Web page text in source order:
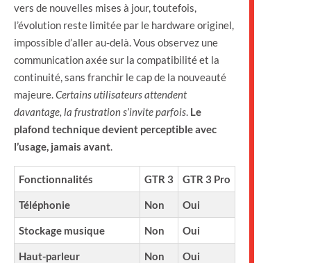
vers de nouvelles mises à jour, toutefois,
l’évolution reste limitée par le hardware originel,
impossible d’aller au-delà. Vous observez une
communication axée sur la compatibilité et la
continuité, sans franchir le cap de la nouveauté
majeure.Certains utilisateurs attendent
davantage, la frustration s’invite parfois. Le
plafond technique devient perceptible avec
l’usage, jamais avant.
Fonctionnalités GTR 3 GTR 3 Pro
Téléphonie Non Oui
Stockage musique Non Oui
Haut-parleur Non Oui